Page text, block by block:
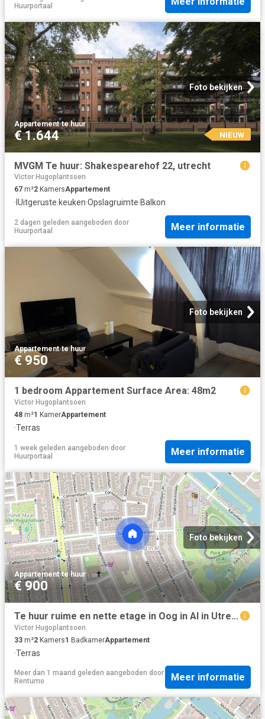
Huurportaal
Foto bekijken
Appartement·te huur
€ 1.644 NIEUW
MVGM Te huur: Shakespearehof 22, utrecht
Victor Hugoplantsoen
67 m²2 KamersAppartement
· IUitgeruste keuken·Opslagruimte·Balkon
2 dagen geleden aangeboden door
Huurportaal
Meer informatie
Foto bekijken
Appartement·te huur
€ 950
1 bedroom Appartement Surface Area: 48m2
Victor Hugoplantsoen
48 m²1 KamerAppartement
·Terras
1 week geleden aangeboden door
Huurportaal
Meer informatie
Foto bekijken
Appartement·te huur
€ 900
Te huur ruime en nette etage in Oog in Al in Utrecht
Victor Hugoplantsoen
33 m²2 Kamers1 BadkamerAppartement
·Terras
Meer dan 1 maand geleden aangeboden door
Rentumo
Meer informatie